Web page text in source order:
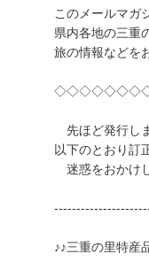
このメールマガ
県内各地の三重
旅の情報などを
先ほど発行し
以下のとおり訂
迷惑をおかけ
♪♪三重の里特産